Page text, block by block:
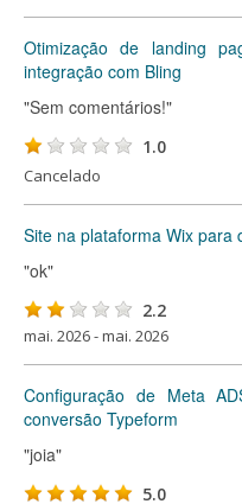
Otimização de landing
integração com Bling
"Sem comentários!"
1.0
Cancelado
Site na plataforma Wix para
"ok"
2.2
mai. 2026 - mai. 2026
Configuração de Meta
conversão Typeform
"joia"
5.0